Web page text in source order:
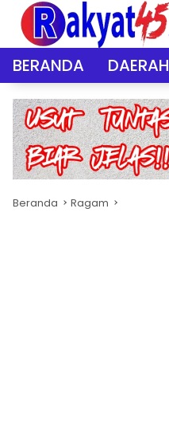
Langsung
konten
BERANDA DAERAH
Beranda Ragam